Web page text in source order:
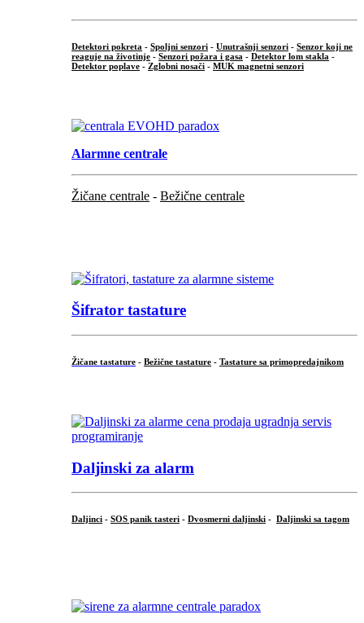
Detektori pokreta - Spoljni senzori - Unutrašnji senzori - Senzor koji ne
reaguje na životinje - Senzori požara i gasa - Detektor lom stakla -
Detektor poplave - Zglobni nosači - MUK magnetni senzori
Alarmne centrale
Žičane centrale - Bežične centrale
Šifrator tastature
Žičane tastature - Bežične tastature - Tastature sa primopredajnikom
Daljinski za alarm
Daljinci - SOS panik tasteri - Dvosmerni daljinski - Daljinski sa tagom